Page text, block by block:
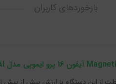
بازخوردهای کاربران